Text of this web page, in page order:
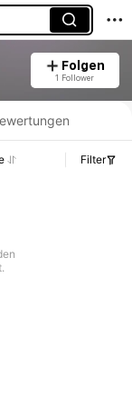
Folgen
1 Follower
Filter